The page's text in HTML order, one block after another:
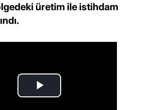
üretim ile istihdam